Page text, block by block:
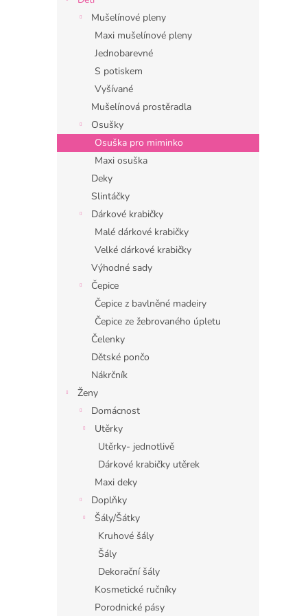
Mušelínové pleny
Maxi mušelínové pleny
Jednobarevné
S potiskem
Vyšívané
Mušelínová prostěradla
Osušky
Osuška pro miminko
Maxi osuška
Deky
Slintáčky
Dárkové krabičky
Malé dárkové krabičky
Velké dárkové krabičky
Výhodné sady
Čepice
Čepice z bavlněné madeiry
Čepice ze žebrovaného úpletu
Čelenky
Dětské pončo
Nákrčník
Ženy
Domácnost
Utěrky
Utěrky- jednotlivě
Dárkové krabičky utěrek
Maxi deky
Doplňky
Šály/Šátky
Kruhové šály
Šály
Dekorační šály
Kosmetické ručníky
Porodnické pásy